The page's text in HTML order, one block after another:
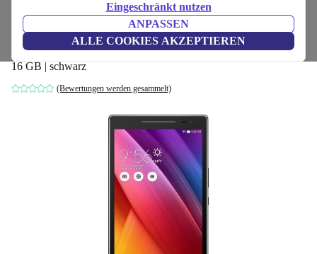
Eingeschränkt nutzen
ANPASSEN
ALLE COOKIES AKZEPTIEREN
Tablets
ASUS ZenPad 8.0 (Z380M)
16 GB | schwarz
(Bewertungen werden gesammelt)